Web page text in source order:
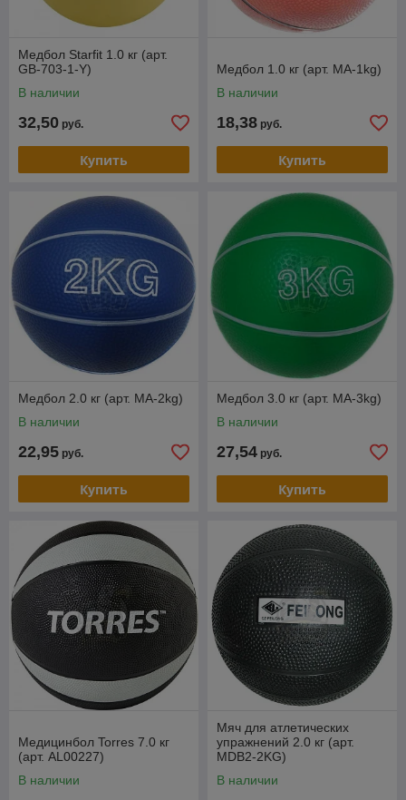
Медбол Starfit 1.0 кг (арт.
GB-703-1-Y)
В наличии
32,50 руб.
Купить
Медбол 1.0 кг (арт. MA-1kg)
В наличии
18,38 руб.
Купить
Медбол 2.0 кг (арт. MA-2kg)
В наличии
22,95 руб.
Купить
Медбол 3.0 кг (арт. MA-3kg)
В наличии
27,54 руб.
Купить
Медицинбол Torres 7.0 кг
(арт. AL00227)
В наличии
Мяч для атлетических
упражнений 2.0 кг (арт.
MDB2-2KG)
В наличии